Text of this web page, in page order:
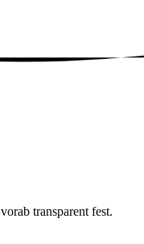
transparent fest.